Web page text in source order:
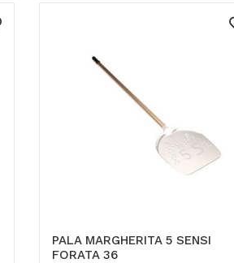
PALA MARGHERITA 5 SENSI
FORATA 36